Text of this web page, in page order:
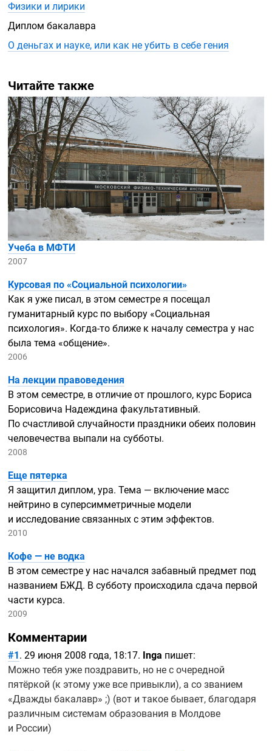
Физики и лирики
Диплом бакалавра
О деньгах и науке, или как не убить в себе гения
Читайте также
Учеба в МФТИ
2007
Курсовая по «Социальной психологии»
Как я уже писал, в этом семестре я посещал
гуманитарный курс по выбору «Социальная
психология». Когда-то ближе к началу семестра у нас
была тема «общение».
2006
На лекции правоведения
В этом семестре, в отличие от прошлого, курс Бориса
Борисовича Надеждина факультативный.
По счастливой случайности праздники обеих половин
человечества выпали на субботы.
2008
Еще пятерка
Я защитил диплом, ура. Тема — включение масс
нейтрино в суперсимметричные модели
и исследование связанных с этим эффектов.
2010
Кофе — не водка
В этом семестре у нас начался забавный предмет под
названием БЖД. В субботу происходила сдача первой
части курса.
2009
Комментарии
#1. 29 июня 2008 года, 18:17. Inga пишет:
Можно тебя уже поздравить, но не с очередной
пятёркой (к этому уже все привыкли), а со званием
«Дважды бакалавр» ;) (вот и такое бывает, благодаря
различным системам образования в Молдове
и России)